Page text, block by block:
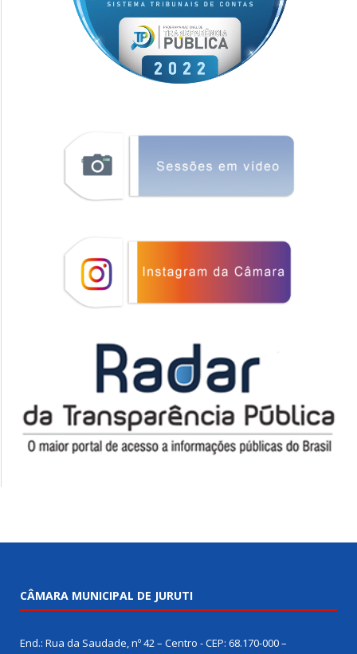
CÂMARA MUNICIPAL DE JURUTI
End.: Rua da Saudade, nº 42 – Centro - CEP: 68.170-000 –